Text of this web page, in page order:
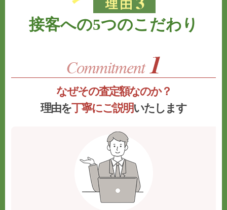
接客への5つのこだわり
なぜその査定額なのか？
理由を丁寧にご説明いたします